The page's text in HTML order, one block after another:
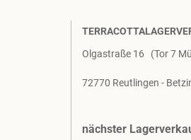
Olgastraße 16 (Tor 7
72770 Reutlingen -
nächster